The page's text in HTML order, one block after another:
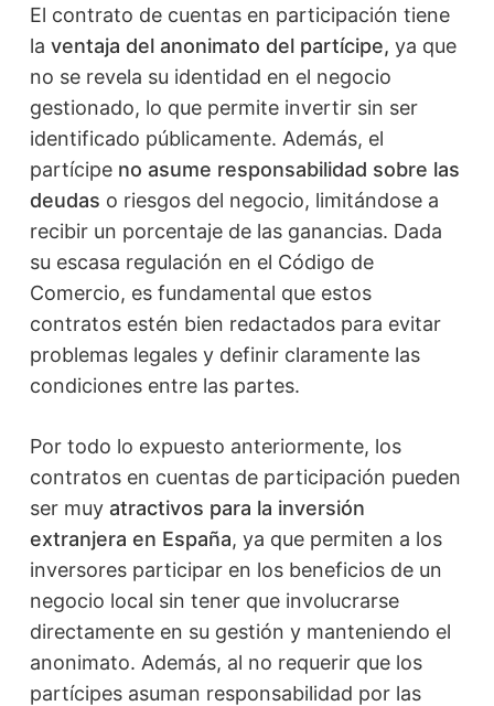
El contrato de cuentas en participación tiene
la ventaja del anonimato del partícipe, ya que
no se revela su identidad en el negocio
gestionado, lo que permite invertir sin ser
identificado públicamente. Además, el
partícipe no asume responsabilidad sobre las
deudas o riesgos del negocio, limitándose a
recibir un porcentaje de las ganancias. Dada
su escasa regulación en el Código de
Comercio, es fundamental que estos
contratos estén bien redactados para evitar
problemas legales y definir claramente las
condiciones entre las partes.
Por todo lo expuesto anteriormente, los
contratos en cuentas de participación pueden
ser muy atractivos para la inversión
extranjera en España, ya que permiten a los
inversores participar en los beneficios de un
negocio local sin tener que involucrarse
directamente en su gestión y manteniendo el
anonimato. Además, al no requerir que los
partícipes asuman responsabilidad por las